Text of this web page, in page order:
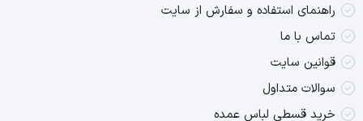
راهنمای استفاده و سفارش از سایت
تماس با ما
قوانین سایت
سوالات متداول
خرید قسطی لباس عمده